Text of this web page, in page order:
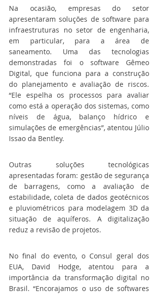
Na ocasião, empresas do setor
apresentaram soluções de software para
infraestruturas no setor de engenharia,
em particular, para a área de
saneamento. Uma das tecnologias
demonstradas foi o software Gêmeo
Digital, que funciona para a construção
do planejamento e avaliação de riscos.
“Ele espelha os processos para avaliar
como está a operação dos sistemas, como
níveis de água, balanço hídrico e
simulações de emergências”, atentou Júlio
Issao da Bentley.
Outras soluções tecnológicas
apresentadas foram: gestão de segurança
de barragens, como a avaliação de
estabilidade, coleta de dados geotécnicos
e pluviométricos para modelagem 3D da
situação de aquíferos. A digitalização
reduz a revisão de projetos.
No final do evento, o Consul geral dos
EUA, David Hodge, atentou para a
importância da transformação digital no
Brasil. “Encorajamos o uso de softwares